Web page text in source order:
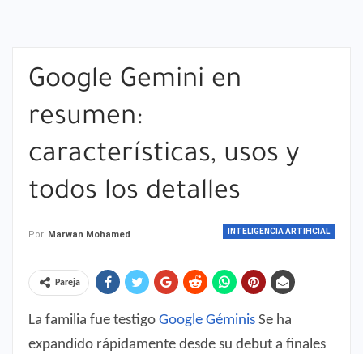
Google Gemini en
resumen:
características, usos y
todos los detalles
INTELIGENCIA ARTIFICIAL
Por Marwan Mohamed
Pareja
La familia fue testigo Google Géminis Se ha
expandido rápidamente desde su debut a finales